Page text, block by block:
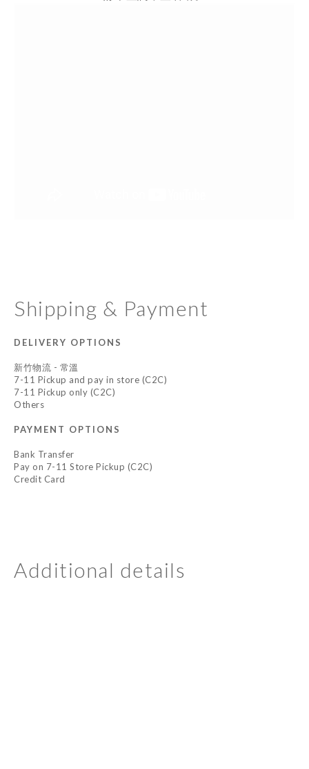
Shipping & Payment
DELIVERY OPTIONS
新竹物流 - 常溫
7-11 Pickup and pay in store (C2C)
7-11 Pickup only (C2C)
Others
PAYMENT OPTIONS
Bank Transfer
Pay on 7-11 Store Pickup (C2C)
Credit Card
Additional details